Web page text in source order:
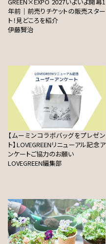
年前｜前売りチケットの販売スター
ト！見どころを紹介
伊藤賢治
【ムーミンコラボバッグをプレゼン
ト】LOVEGREENリニューアル記念ア
ンケートご協力のお願い
LOVEGREEN編集部